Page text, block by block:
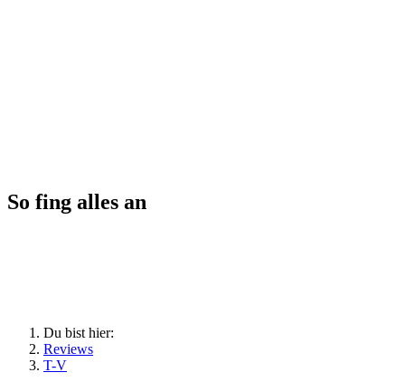
So fing alles an
Du bist hier:
Reviews
T-V